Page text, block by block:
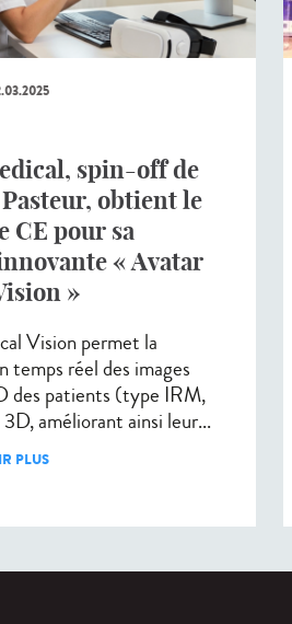
spin-off de
obtient le
CE pour sa
« Avatar
»
Vision permet la
temps réel des images
des patients (type IRM,
améliorant ainsi leur...
PLUS